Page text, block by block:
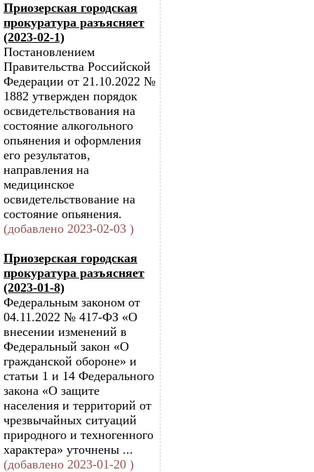
Приозерская городская
прокуратура разъясняет
(2023-02-1)
Постановлением
Правительства Российской
Федерации от 21.10.2022 №
1882 утвержден порядок
освидетельствования на
состояние алкогольного
опьянения и оформления
его результатов,
направления на
медицинское
освидетельствование на
состояние опьянения.
(добавлено 2023-02-03 )
Приозерская городская
прокуратура разъясняет
(2023-01-8)
Федеральным законом от
04.11.2022 № 417-ФЗ «О
внесении изменений в
Федеральный закон «О
гражданской обороне» и
статьи 1 и 14 Федерального
закона «О защите
населения и территорий от
чрезвычайных ситуаций
природного и техногенного
характера» уточнены ...
(добавлено 2023-01-20 )